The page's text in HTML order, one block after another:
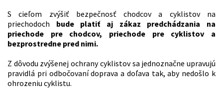
S cieľom zvýšiť bezpečnosť chodcov a cyklistov na
priechodoch bude platiť aj zákaz predchádzania na
priechode pre chodcov, priechode pre cyklistov a
bezprostredne pred nimi.
Z dôvodu zvýšenej ochrany cyklistov sa jednoznačne upravujú
pravidlá pri odbočovaní doprava a doľava tak, aby nedošlo k
ohrozeniu cyklistu.